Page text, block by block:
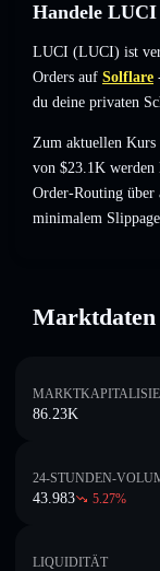
Handele
LUCI (LUCI) ist
Orders auf Solflare
du deine privaten
Zum aktuellen
von $23.1K
Order-Routing
minimalem
86.23K
24-STUNDEN-
43.983 5.27%
LIQUIDITÄT